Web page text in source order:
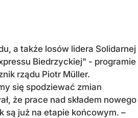
a także losów lidera Solidarnej
Biedrzyckiej" - programie
rządu Piotr Müller.
się spodziewać zmian
że prace nad składem nowego
są już na etapie końcowym. –